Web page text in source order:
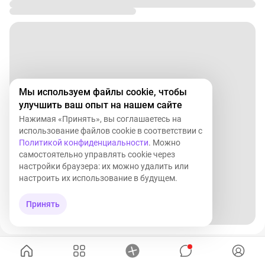
Настройте автоматический перевод 5–10% от каждого
✅ Ошибка №5.
Игнорирование кэшбэка и банковских
Кэшбэк — это реальные деньги.
Если грамотно пользоваться банковскими
продуктами, можно возвращать тысячи рублей в год
без дополнительных усилий.
📊 Пример:
получится:
Мы используем файлы cookie, чтобы
улучшить ваш опыт на нашем сайте
Нажимая «Принять», вы соглашаетесь на
использование файлов cookie в соответствии с
Политикой конфиденциальности. Можно
самостоятельно управлять cookie через
настройки браузера: их можно удалить или
настроить их использование в будущем.
Принять